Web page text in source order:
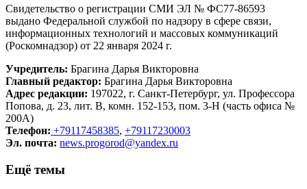
Свидетельство о регистрации СМИ ЭЛ № ФС77-86593
выдано Федеральной службой по надзору в сфере связи,
информационных технологий и массовых коммуникаций
(Роскомнадзор) от 22 января 2024 г.
Учредитель: Брагина Дарья Викторовна
Главный редактор: Брагина Дарья Викторовна
Адрес редакции: 197022, г. Санкт-Петербург, ул. Профессора
Попова, д. 23, лит. В, комн. 152-153, пом. 3-Н (часть офиса №
200А)
Телефон: +79117458385, +79117230003
Эл. почта: news.progorod@yandex.ru
Ещё темы